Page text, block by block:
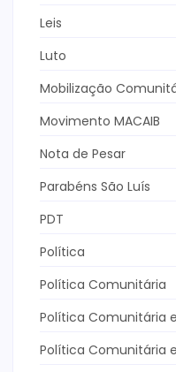
Leis
Luto
Mobilização
Movimento MACAIB
Nota de Pesar
Parabéns São Luís
PDT
Política
Política Comunitária
Política Comunitária
Política Comunitária